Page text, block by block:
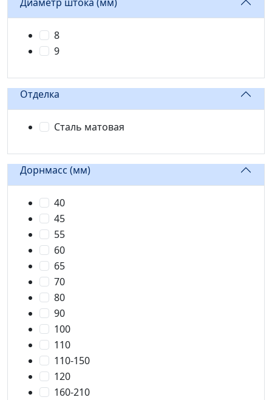
8
9
Отделка
Сталь матовая
Дорнмасс (мм)
40
45
55
60
65
70
80
90
100
110
110-150
120
160-210